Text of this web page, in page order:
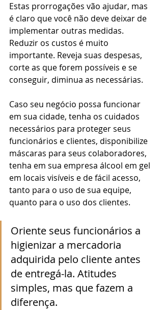
Estas prorrogações vão ajudar, mas
é claro que você não deve deixar de
implementar outras medidas.
Reduzir os custos é muito
importante. Reveja suas despesas,
corte as que forem possíveis e se
conseguir, diminua as necessárias.
Caso seu negócio possa funcionar
em sua cidade, tenha os cuidados
necessários para proteger seus
funcionários e clientes, disponibilize
máscaras para seus colaboradores,
tenha em sua empresa álcool em gel
em locais visíveis e de fácil acesso,
tanto para o uso de sua equipe,
quanto para o uso dos clientes.
Oriente seus funcionários a
higienizar a mercadoria
adquirida pelo cliente antes
de entregá-la. Atitudes
simples, mas que fazem a
diferença.